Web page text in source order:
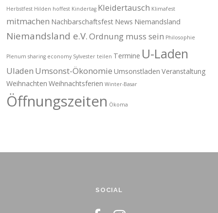
Herbstfest Hilden hoffest Kindertag Kleidertausch Klimafest
mitmachen Nachbarschaftsfest News Niemandsland
Niemandsland e.V.Ordnung muss sein Philosophie
Plenum sharing economy Sylvester teilen Termine U-Laden
Uladen Umsonst-Ökonomie Umsonstladen Veranstaltung
Weihnachten Weihnachtsferien Winter-Basar
Öffnungszeiten Ökoma
SOCIAL